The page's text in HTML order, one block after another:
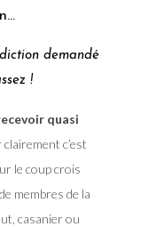
demandé
!
quasi
clairement c’est
le coup crois
membres de la
casanier ou